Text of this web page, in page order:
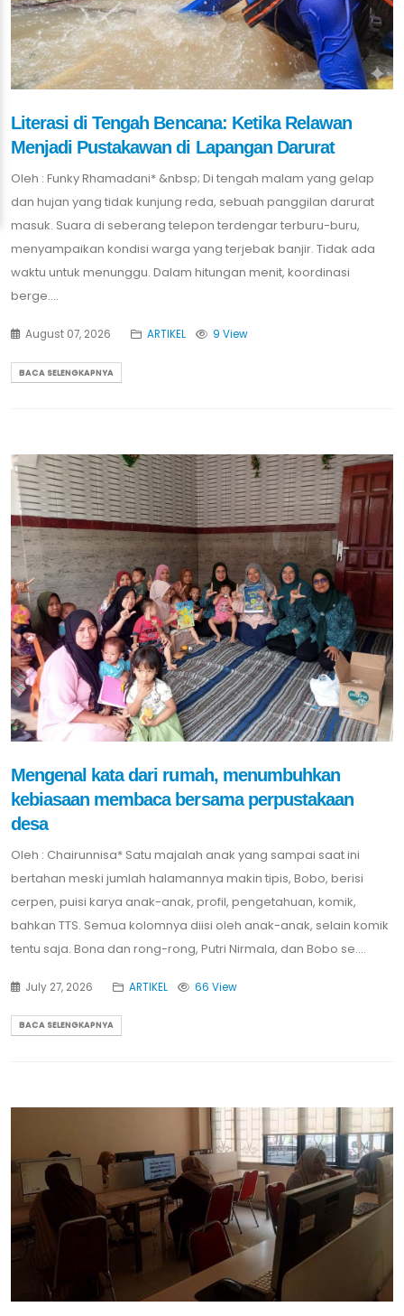
Literasi di Tengah Bencana: Ketika Relawan
Menjadi Pustakawan di Lapangan Darurat
Oleh : Funky Rhamadani* &nbsp; Di tengah malam yang gelap
dan hujan yang tidak kunjung reda, sebuah panggilan darurat
masuk. Suara di seberang telepon terdengar terburu-buru,
menyampaikan kondisi warga yang terjebak banjir. Tidak ada
waktu untuk menunggu. Dalam hitungan menit, koordinasi
berge....
August 07, 2026 ARTIKEL 9 View
BACA SELENGKAPNYA
Mengenal kata dari rumah, menumbuhkan
kebiasaan membaca bersama perpustakaan
desa
Oleh : Chairunnisa* Satu majalah anak yang sampai saat ini
bertahan meski jumlah halamannya makin tipis, Bobo, berisi
cerpen, puisi karya anak-anak, profil, pengetahuan, komik,
bahkan TTS. Semua kolomnya diisi oleh anak-anak, selain komik
tentu saja. Bona dan rong-rong, Putri Nirmala, dan Bobo se....
July 27, 2026 ARTIKEL 66 View
BACA SELENGKAPNYA